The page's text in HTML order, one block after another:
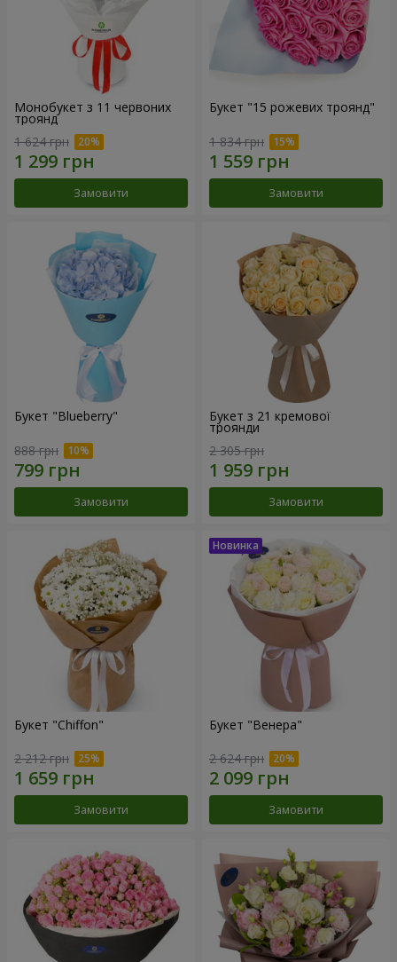
Монобукет з 11 червоних
троянд
1 624 грн
Замовити
Букет "15 рожевих троянд"
1 834 грн
Замовити
Букет "Blueberry"
888 грн
Замовити
Букет з 21 кремової
троянди
2 305 грн
Замовити
Букет "Chiffon"
2 212 грн
Замовити
Букет "Венера"
2 624 грн
Замовити